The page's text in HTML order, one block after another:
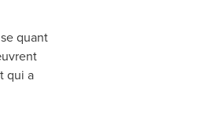
quant
qui a